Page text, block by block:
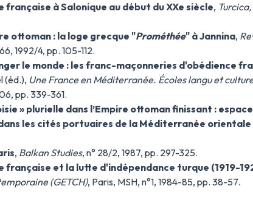
à Salonique au début du XXe siècle, Turcica,
ottoman : la loge grecque "Prométhée" à Jannina,
1992/4, pp. 105-112.
le monde : les franc-maçonneries d'obédience
(éd.), Une France en Méditerranée. Écoles langu et
pp. 339-361.
» plurielle dans l’Empire ottoman finissant :
les cités portuaires de la Méditerranée orientale
, Balkan Studies, n° 28/2, 1987, pp. 297-325.
et la lutte d'indépendance turque (1919-
(GETCH), Paris, MSH, n°1, 1984-85, pp. 38-57.